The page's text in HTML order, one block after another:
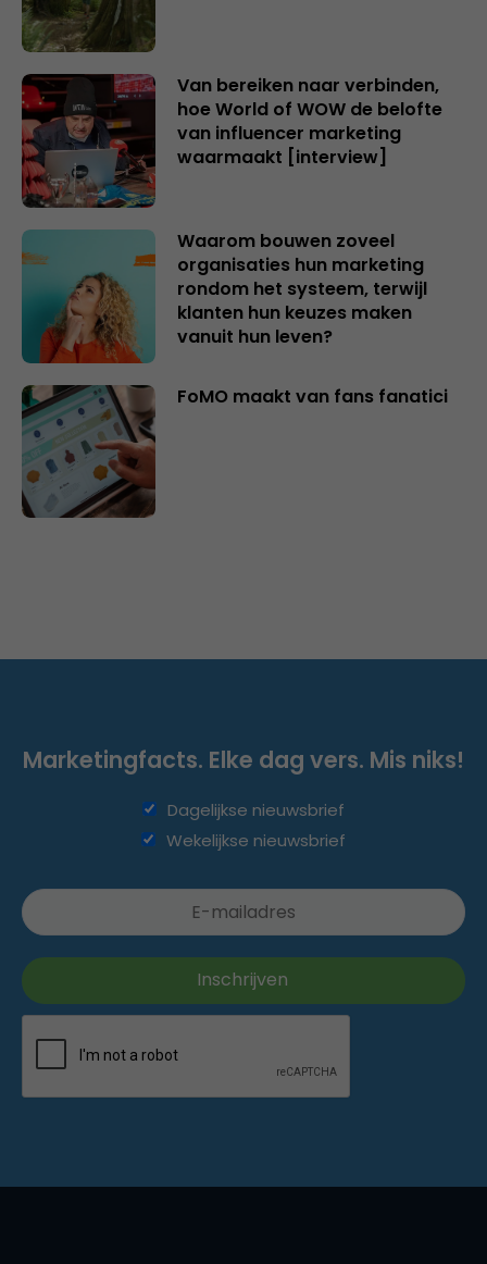
Van bereiken naar verbinden,
hoe World of WOW de belofte
van influencer marketing
waarmaakt [interview]
Waarom bouwen zoveel
organisaties hun marketing
rondom het systeem, terwijl
klanten hun keuzes maken
vanuit hun leven?
FoMO maakt van fans fanatici
Marketingfacts. Elke dag vers. Mis niks!
Dagelijkse nieuwsbrief
Wekelijkse nieuwsbrief